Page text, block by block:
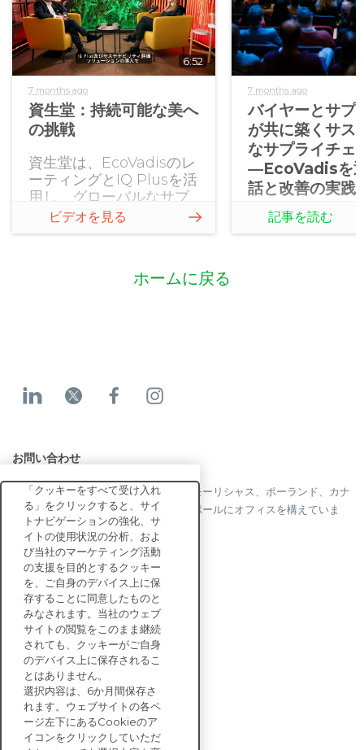
6:52
7 months ago
資生堂：持続可能な美へ
の挑戦
資生堂は、EcoVadisのレ
ーティングとIQ Plusを活
用し、グローバルなサプ
ライヤーネットワークに
おけるCSRリスクの特定
シブル・ビューティー・
ビデオを見る
7 months ago
バイヤーとサプ
が共に築くサス
なサプライチェ
―EcoVadisを
話と改善の実践
記事を読む
ホームに戻る
お問い合わせ
当社はフランス、米国、英国、香港、モーリシャス、ポーランド、カナ
ダ、ドイツ、日本、スペイン、シンガポールにオフィスを構えていま
す。
お問い合わせ
エンタープライズ向け
ソリューション
サステナビリティ
評価
リソース
企業情報
「クッキーをすべて受け入れ
る」をクリックすると、サイ
トナビゲーションの強化、サ
イトの使用状況の分析、およ
び当社のマーケティング活動
の支援を目的とするクッキー
を、ご自身のデバイス上に保
存することに同意したものと
みなされます。当社のウェブ
サイトの閲覧をこのまま継続
されても、クッキーがご自身
のデバイス上に保存されるこ
とはありません。
選択内容は、6か月間保存さ
れます。ウェブサイトの各ペ
ージ左下にあるCookieのア
イコンをクリックしていただ